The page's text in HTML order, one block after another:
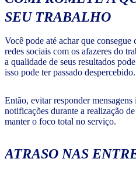
SEU TRABALHO
Você pode até achar que consegue
redes sociais com os afazeres do
a qualidade de seus resultados
isso pode ter passado despercebido.
Então, evitar responder
notificações durante a realização
manter o foco total no serviço.
ATRASO NAS